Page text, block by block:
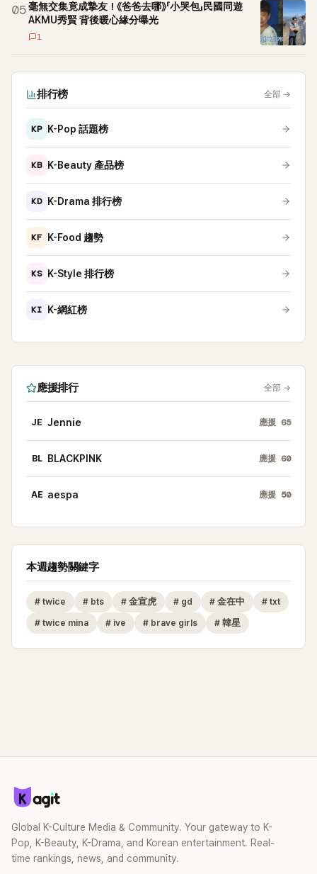
05毫無交集竟成摯友！《爸爸去哪》「小哭包」民國同遊
AKMU秀賢 背後暖心緣分曝光
1
排行榜 全部 →
KP K-Pop 話題榜
KB K-Beauty 產品榜
KD K-Drama 排行榜
KF K-Food 趨勢
KS K-Style 排行榜
KI K-網紅榜
應援排行 全部 →
JE Jennie 應援 65
BL BLACKPINK 應援 60
AE aespa 應援 50
本週趨勢關鍵字
# twice # bts # 金宣虎 # gd # 金在中 # txt
# twice mina # ive # brave girls # 韓星
Global K-Culture Media & Community. Your gateway to K-
Pop, K-Beauty, K-Drama, and Korean entertainment. Real-
time rankings, news, and community.